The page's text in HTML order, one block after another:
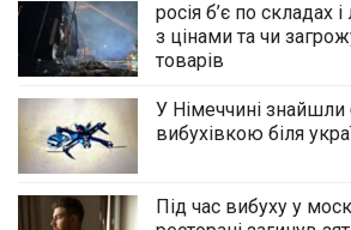
росія б’є по складах
з цінами та чи
товарів
У Німеччині знайшли
вибухівкою біля
Під час вибуху у